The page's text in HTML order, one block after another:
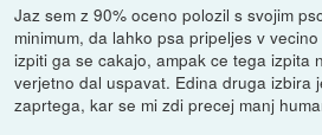
Jaz sem z 90% oceno polozil s svojim
minimum, da lahko psa pripeljes v
izpiti ga se cakajo, ampak ce tega izpita
verjetno dal uspavat. Edina druga izbira
zaprtega, kar se mi zdi precej manj